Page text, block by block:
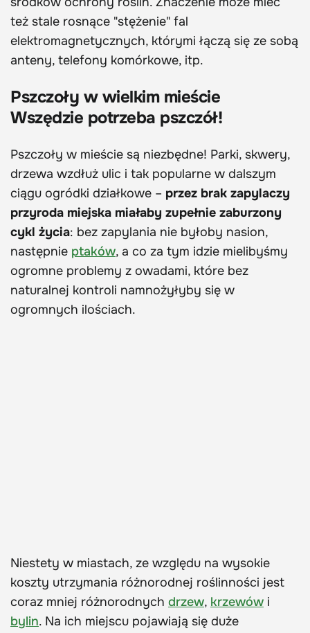
też stale rosnące "stężenie" fal
elektromagnetycznych, którymi łączą się ze sobą
anteny, telefony komórkowe, itp.
Pszczoły w wielkim mieście
Wszędzie potrzeba pszczół!
Pszczoły w mieście są niezbędne! Parki, skwery,
drzewa wzdłuż ulic i tak popularne w dalszym
ciągu ogródki działkowe – przez brak zapylaczy
przyroda miejska miałaby zupełnie zaburzony
cykl życia: bez zapylania nie byłoby nasion,
następnie ptaków, a co za tym idzie mielibyśmy
ogromne problemy z owadami, które bez
naturalnej kontroli namnożyłyby się w
ogromnych ilościach.
Niestety w miastach, ze względu na wysokie
koszty utrzymania różnorodnej roślinności jest
coraz mniej różnorodnych drzew, krzewów i
bylin. Na ich miejscu pojawiają się duże